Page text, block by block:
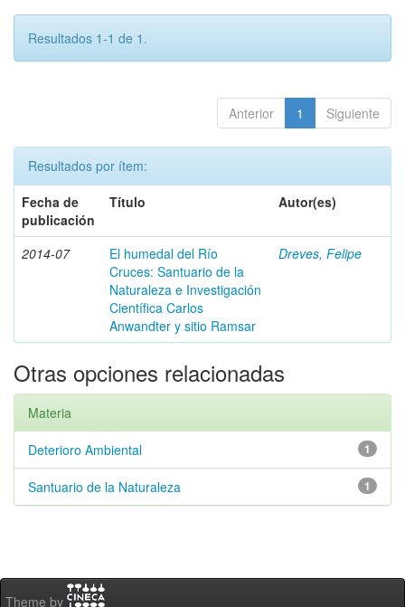
Resultados 1-1 de 1.
Anterior 1 Siguiente
Resultados por ítem:
Fecha de
publicación
Título Autor(es)
2014-07
El humedal del Río
Cruces: Santuario de la
Naturaleza e Investigación
Científica Carlos
Anwandter y sitio Ramsar
Dreves, Felipe
Otras opciones relacionadas
Materia
1
Deterioro Ambiental
1
Santuario de la Naturaleza
Theme by